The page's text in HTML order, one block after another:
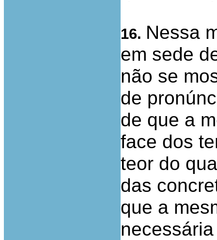
16. Nessa
em sede
não se
de
de que a
face dos
teor do
das
que a